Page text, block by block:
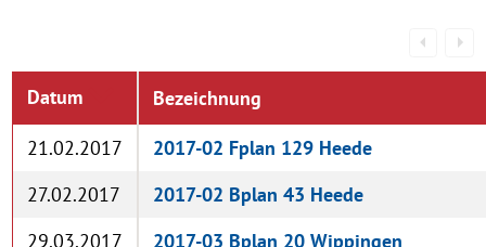
Datum
Bezeichnung
21.02.2017
2017-02 Fplan 129 Heede
27.02.2017
2017-02 Bplan 43 Heede
29.03.2017
2017-03 Bplan 20 Wippingen